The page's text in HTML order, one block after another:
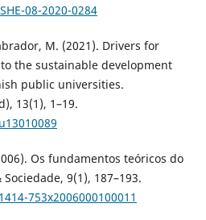
08-2020-0284
M. (2021). Drivers for
the sustainable development
public universities.
13(1), 1–19.
Os fundamentos teóricos do
9(1), 187–193.
753x2006000100011